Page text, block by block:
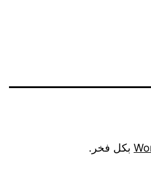
بكل فخر.